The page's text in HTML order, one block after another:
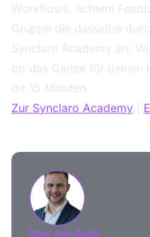
Workflows, echtem
Gruppe die dasselbe
Synclaro Academy an.
ob das Ganze für deinen
dir 15 Minuten.
Zur Synclaro Academy
Über den Autor